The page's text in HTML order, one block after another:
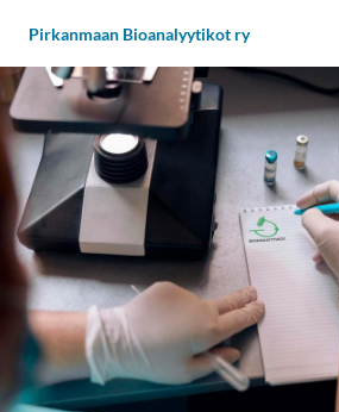
sivun
sisältöön
Pirkanmaan Bioanalyytikot ry